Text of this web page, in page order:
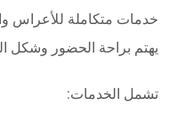
خدمات متكاملة للأعراس
يهتم براحة الحضور وشكل
تشمل الخدمات: